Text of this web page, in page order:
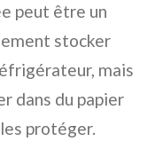
peut être un
stocker
mais
dans du papier
protéger.